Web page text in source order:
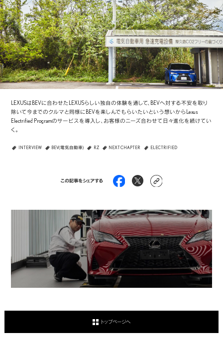
LEXUSはBEVに合わせたLEXUSらしい独自の体験を通して、BEVへ対する不安を取り
除いて今までのクルマと同様にBEVを楽しんでもらいたいという想いからLexus
Electrified Programのサービスを導入し、お客様のニーズ合わせて日々進化を続けてい
く。
INTERVIEW BEV(電気自動車) RZ NEXT CHAPTER ELECTRIFIED
この記事をシェアする
トップページへ